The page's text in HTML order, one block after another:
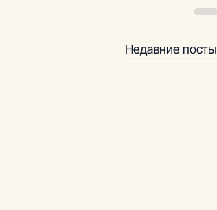
Недавние посты